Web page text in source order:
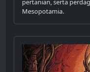
Mesopotamia.